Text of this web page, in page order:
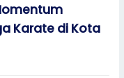
Karate di Kota